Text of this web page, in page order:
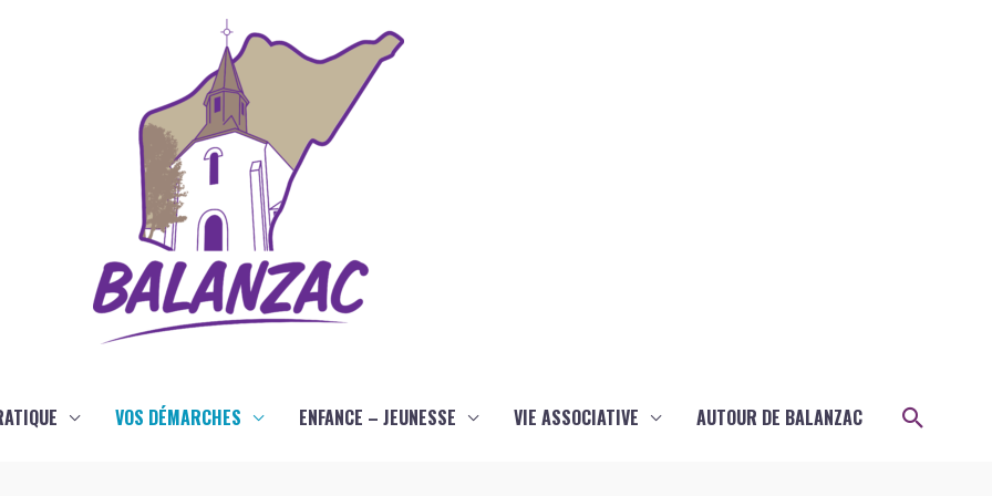
VOS DÉMARCHES ENFANCE – JEUNESSE VIE ASSOCIATIVE AUTOUR DE BALANZAC